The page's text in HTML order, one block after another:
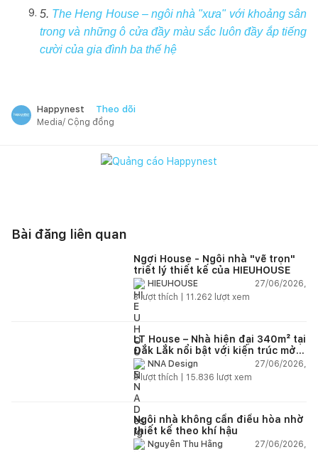
5. The Heng House – ngôi nhà "xưa" với khoảng sân
trong và những ô cửa đầy màu sắc luôn đầy ắp tiếng
cười của gia đình ba thế hệ
Happynest Theo dõi
Media/ Cộng đồng
Bài đăng liên quan
Ngơi House - Ngôi nhà "vẽ trọn"
triết lý thiết kế của HIEUHOUSE
HIEUHOUSE
27/06/2026,
3lượt thích | 11.262 lượt xem
LT House – Nhà hiện đại 340m² tại
Đắk Lắk nổi bật với kiến trúc mở
và hệ sân vườn kết nối thiên
nhiên
NNA Design
27/06/2026,
3lượt thích | 15.836 lượt xem
Ngôi nhà không cần điều hòa nhờ
thiết kế theo khí hậu
Nguyễn Thu Hằng
27/06/2026,